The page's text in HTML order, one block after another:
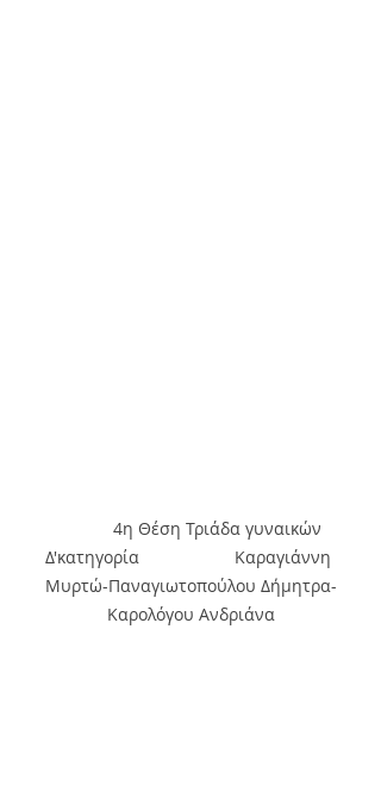
Δ'κατηγορία                    Καραγιάννη
Μυρτώ-Παναγιωτοπούλου Δήμητρα-
Καρολόγου Ανδριάνα